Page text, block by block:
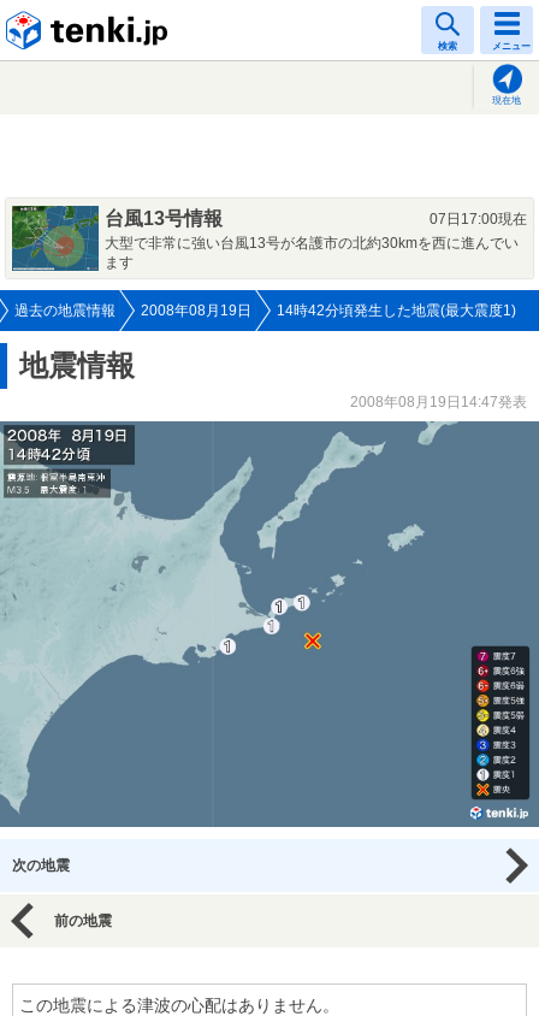
検索 メニュー
現在地
台風13号情報
07日17:00現在
大型で非常に強い台風13号が名護市の北約30kmを西に進んでい
ます
過去の地震情報 2008年08月19日 14時42分頃発生した地震(最大震度1)
地震情報
2008年08月19日14:47発表
次の地震
前の地震
この地震による津波の心配はありません。